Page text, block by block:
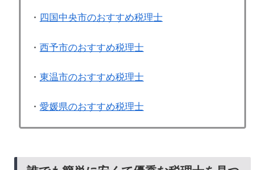
・ 四国中央市のおすすめ税理士
・ 西予市のおすすめ税理士
・ 東温市のおすすめ税理士
・ 愛媛県のおすすめ税理士